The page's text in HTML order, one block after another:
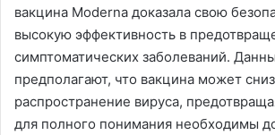
вакцина Moderna доказала свою
высокую эффективность в
симптоматических заболеваний.
предполагают, что вакцина может
распространение вируса,
для полного понимания необходимы